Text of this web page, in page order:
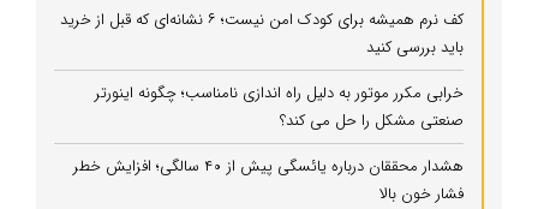
کف نرم همیشه برای کودک امن نیست؛ ۶ نشانه‌ای که قبل از خرید
باید بررسی کنید
خرابی مکرر موتور به دلیل راه‌ اندازی نامناسب؛ چگونه اینورتر
صنعتی مشکل را حل می‌ کند؟
هشدار محققان درباره یائسگی پیش از ۴۰ سالگی؛ افزایش خطر
فشار خون بالا